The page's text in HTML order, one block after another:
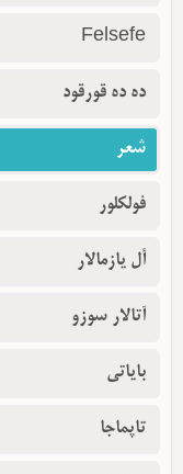
Felsefe
ده ده قورقود
شعر
فولکلور
أل یازمالار
آتالار سوزو
بایاتی
تاپماجا